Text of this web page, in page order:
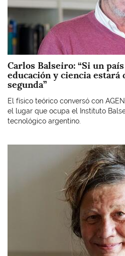
Carlos Balseiro: “Si un
educación y ciencia estará
segunda”
El físico teórico conversó con
el lugar que ocupa el Instituto
tecnológico argentino.